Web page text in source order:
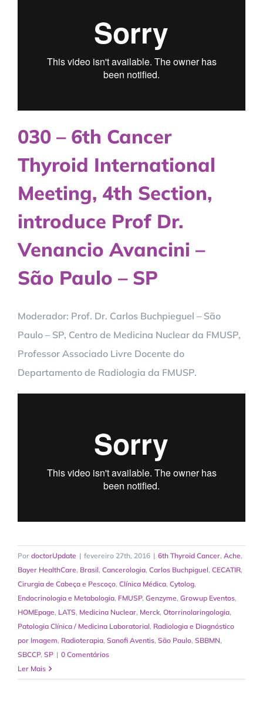
030 – 6th Cancer
Thyroid International
Meeting, 4th Section,
introduce Prof Dr.
Venancio Avancini –
São Paulo – SP
Moderador: Prof. Dr. Carlos Buchpieguel – São
Paulo – SP, Centro de Medicina Nuclear da FMUSP,
Professor Associado Livre Docente do
Departamento de Radiologia da FMUSP.
Por doctorUpdate | fevereiro 27th, 2016 | 6th Thyroid Cancer, Ache,
Bayer HealthCare, Brasil, Cancerologia, Carlos Buchpiguel, CECATIR,
Cirurgia de Cabeça e Pescoço, Clínica Médica, Cytolog,
Endocrinologia e Metabologia, FMUSP, Genzyme, Growup Eventos,
HOMEpage, LATS, Medicina Nuclear, Merck, Otorrinolaringologia,
Patologia Clínica / Medicina Laboratorial, Radiologia e Diagnóstico
por Imagem, Radioterapia, Sanofi Aventis, São Paulo, SBBMN,
SBCCP, SP | 0 Comentários
Ler Mais